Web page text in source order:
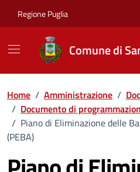
Regione Puglia
Comune di
Home / Amministrazione /
/ Documento di
/ Piano di Eliminazione delle
(PEBA)